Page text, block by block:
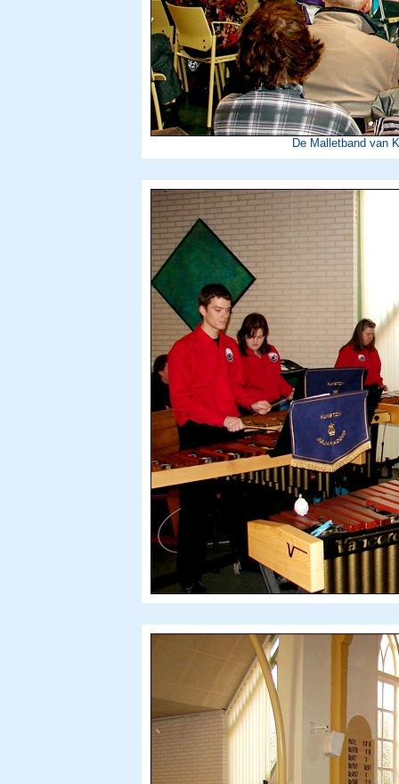
De Malletband van